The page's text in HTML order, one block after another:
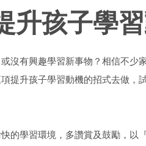
升孩子學
沒有興趣學習新事物？相信不
提升孩子學習動機的招式去做，
的學習環境，多讚賞及鼓勵，